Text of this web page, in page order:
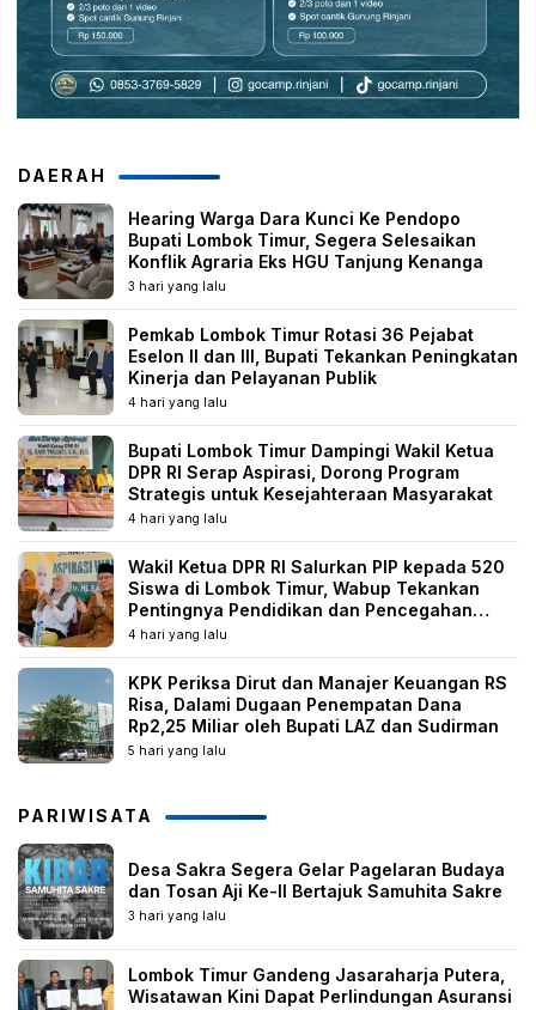
DAERAH
Hearing Warga Dara Kunci Ke Pendopo
Bupati Lombok Timur, Segera Selesaikan
Konflik Agraria Eks HGU Tanjung Kenanga
3 hari yang lalu
Pemkab Lombok Timur Rotasi 36 Pejabat
Eselon II dan III, Bupati Tekankan Peningkatan
Kinerja dan Pelayanan Publik
4 hari yang lalu
Bupati Lombok Timur Dampingi Wakil Ketua
DPR RI Serap Aspirasi, Dorong Program
Strategis untuk Kesejahteraan Masyarakat
4 hari yang lalu
Wakil Ketua DPR RI Salurkan PIP kepada 520
Siswa di Lombok Timur, Wabup Tekankan
Pentingnya Pendidikan dan Pencegahan
Perkawinan Anak
4 hari yang lalu
KPK Periksa Dirut dan Manajer Keuangan RS
Risa, Dalami Dugaan Penempatan Dana
Rp2,25 Miliar oleh Bupati LAZ dan Sudirman
5 hari yang lalu
PARIWISATA
Desa Sakra Segera Gelar Pagelaran Budaya
dan Tosan Aji Ke-II Bertajuk Samuhita Sakre
3 hari yang lalu
Lombok Timur Gandeng Jasaraharja Putera,
Wisatawan Kini Dapat Perlindungan Asuransi